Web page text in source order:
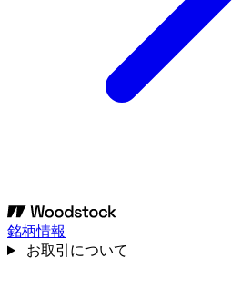
銘柄情報
お取引について